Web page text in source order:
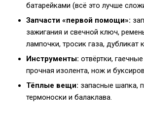
батарейками (всё это лучше
Запчасти «первой помощи»:
зажигания и свечной ключ,
лампочки, тросик газа, дубликат
Инструменты: отвёртки,
прочная изолента, нож и
Тёплые вещи: запасные шапка,
термоноски и балаклава.